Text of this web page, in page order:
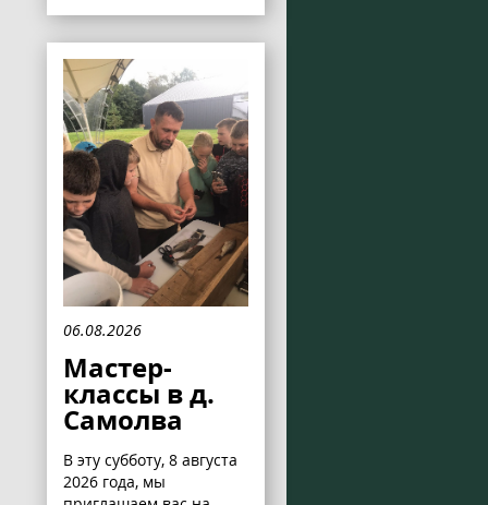
06.08.2026
Мастер-
классы в д.
Самолва
В эту субботу, 8 августа
2026 года, мы